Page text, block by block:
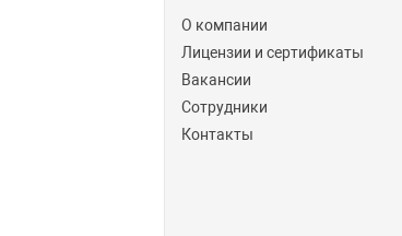
О компании
Лицензии и сертификаты
Вакансии
Сотрудники
Контакты